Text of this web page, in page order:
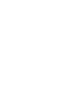
村服务
办合同格式条款监督
活动
大讨论活动
动